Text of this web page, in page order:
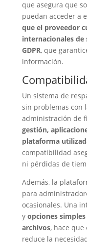
que asegura que
puedan acceder a
que el proveedor
internacionales de
GDPR, que
información.
Un sistema de
sin problemas con
administración de
gestión,
plataforma
compatibilidad
ni pérdidas de
Además, la
para
ocasionales. Una
y opciones
archivos, hace que
reduce la